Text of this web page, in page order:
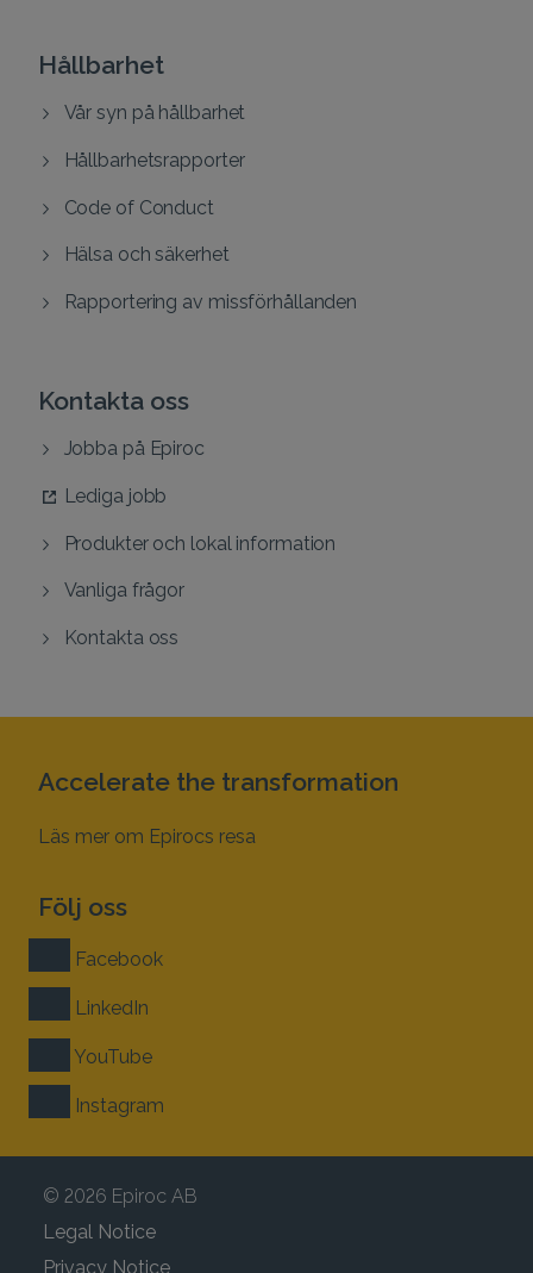
Hållbarhet
Vår syn på hållbarhet
Hållbarhetsrapporter
Code of Conduct
Hälsa och säkerhet
Rapportering av missförhållanden
Kontakta oss
Jobba på Epiroc
Lediga jobb
Produkter och lokal information
Vanliga frågor
Kontakta oss
Accelerate the transformation
Läs mer om Epirocs resa
Följ oss
Facebook
LinkedIn
YouTube
Instagram
© 2026 Epiroc AB
Legal Notice
Privacy Notice